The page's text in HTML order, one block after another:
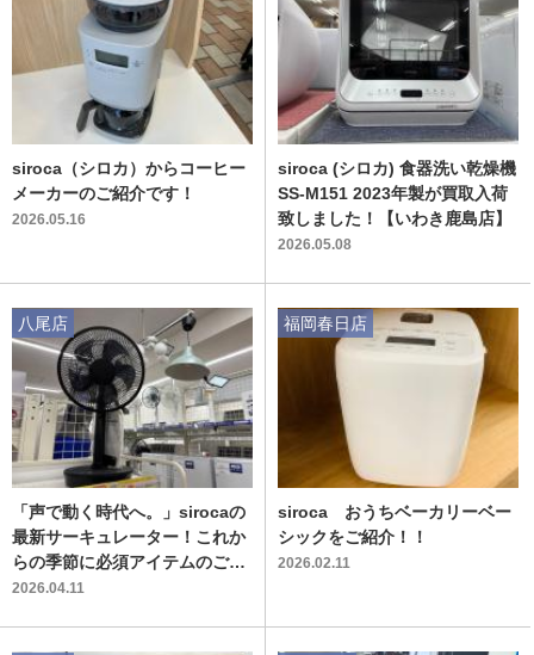
siroca（シロカ）からコーヒー
メーカーのご紹介です！
2026.05.16
siroca (シロカ) 食器洗い乾燥機
SS-M151 2023年製が買取入荷
致しました！【いわき鹿島店】
2026.05.08
「声で動く時代へ。」sirocaの
最新サーキュレーター！これか
らの季節に必須アイテムのご紹
介です
2026.04.11
八尾店
siroca おうちベーカリーベー
シックをご紹介！！
2026.02.11
福岡春日店